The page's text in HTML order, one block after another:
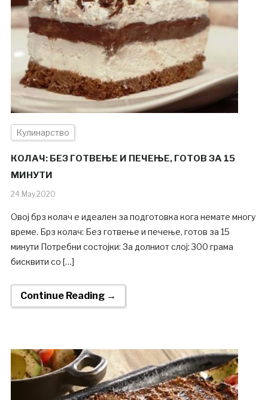
Кулинарство
КОЛАЧ: БЕЗ ГОТВЕЊЕ И ПЕЧЕЊЕ, ГОТОВ ЗА 15
МИНУТИ
24.May.2020
Овој брз колач е идеален за подготовка кога немате многу
време. Брз колач: Без готвење и печење, готов за 15
минути Потребни состојки: За долниот слој: 300 грама
бисквити со […]
Continue Reading →